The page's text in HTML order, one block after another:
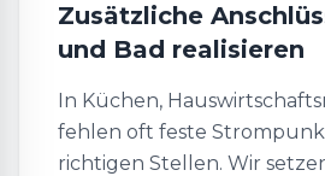
Zusätzliche
und Bad realisieren
In Küchen,
fehlen oft feste
richtigen Stellen. Wir